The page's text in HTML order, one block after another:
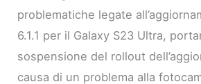
problematiche legate
6.1.1 per il Galaxy S23 Ultra,
sospensione del rollout
causa di un problema alla